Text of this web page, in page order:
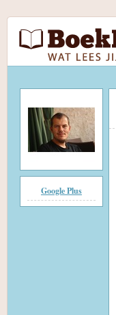
Google Plus